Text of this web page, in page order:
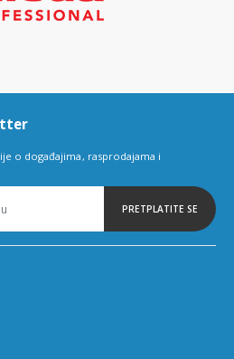
o događajima, rasprodajama i
PRETPLATITE SE